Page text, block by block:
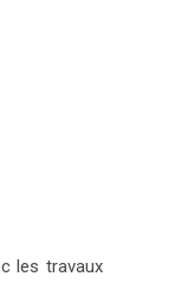
les travaux